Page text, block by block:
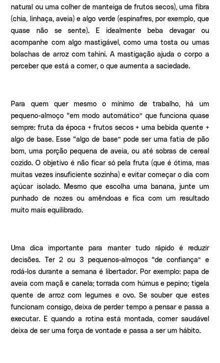
natural ou uma colher de manteiga de frutos secos), uma fibra
(chia, linhaça, aveia) e algo verde (espinafres, por exemplo, que
quase não se sente). E idealmente beba devagar ou
acompanhe com algo mastigável, como uma tosta ou umas
bolachas de arroz com tahini. A mastigação ajuda o corpo a
perceber que está a comer, o que aumenta a saciedade.
Para quem quer mesmo o mínimo de trabalho, há um
pequeno-almoço “em modo automático” que funciona quase
sempre: fruta da época + frutos secos + uma bebida quente +
algo de base. Esse “algo de base” pode ser uma fatia de pão
bom, uma porção pequena de aveia, ou até sobras de cereal
cozido. O objetivo é não ficar só pela fruta (que é ótima, mas
muitas vezes insuficiente sozinha) e evitar começar o dia com
açúcar isolado. Mesmo que escolha uma banana, junte um
punhado de nozes ou amêndoas e fica com um resultado
muito mais equilibrado.
Uma dica importante para manter tudo rápido é reduzir
decisões. Ter 2 ou 3 pequenos-almoços “de confiança” e
rodá-los durante a semana é libertador. Por exemplo: papa de
aveia com maçã e canela; torrada com húmus e pepino; tigela
quente de arroz com legumes e ovo. Se souber que estes
funcionam consigo, deixa de perder tempo a pensar e passa a
executar. E quando a rotina está montada, comer saudável
deixa de ser uma força de vontade e passa a ser um hábito.